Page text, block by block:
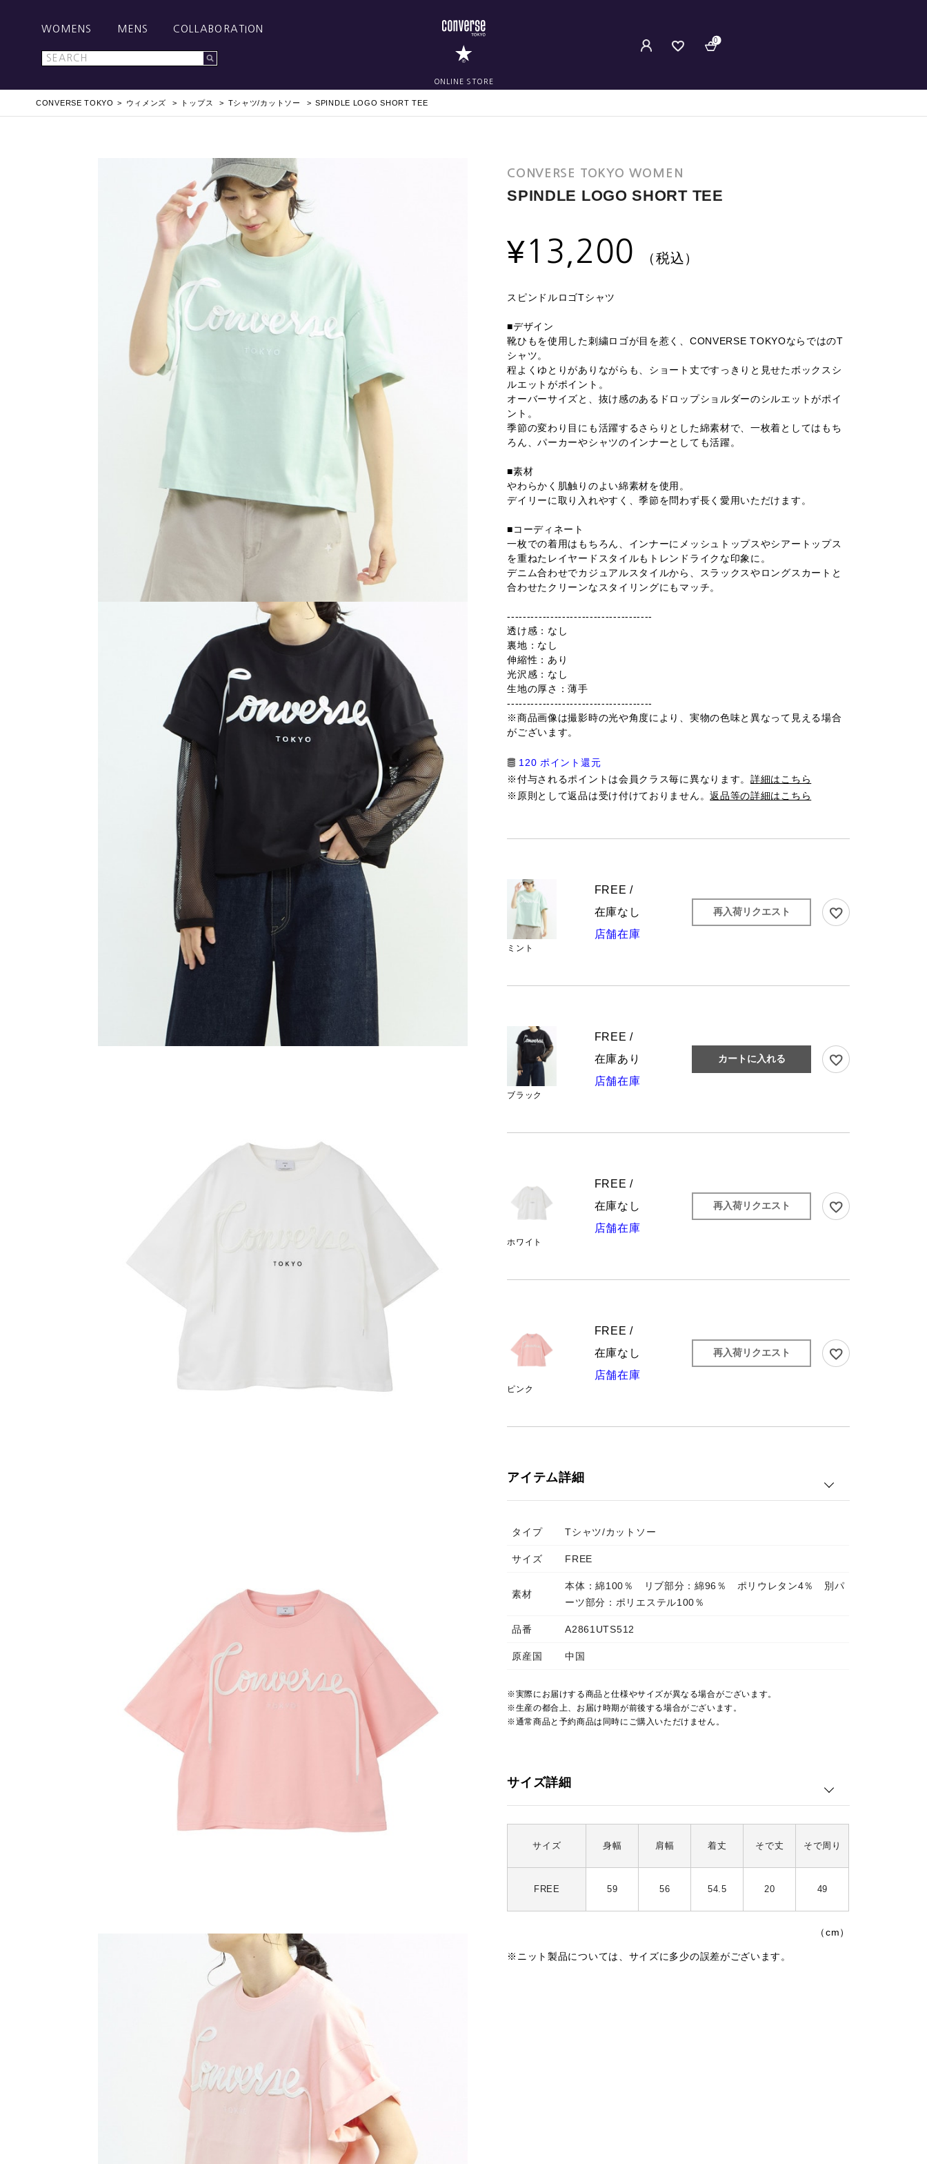
WOMENS MENS COLLABORATION
ONLINE STORE
0
CONVERSE TOKYO ウィメンズ トップス Tシャツ/カットソー SPINDLE LOGO SHORT TEE
CONVERSE TOKYO WOMEN
SPINDLE LOGO SHORT TEE
¥13,200 （税込）
スピンドルロゴTシャツ
■デザイン
靴ひもを使用した刺繍ロゴが目を惹く、CONVERSE TOKYOならではのT
シャツ。
程よくゆとりがありながらも、ショート丈ですっきりと見せたボックスシ
ルエットがポイント。
オーバーサイズと、抜け感のあるドロップショルダーのシルエットがポイ
ント。
季節の変わり目にも活躍するさらりとした綿素材で、一枚着としてはもち
ろん、パーカーやシャツのインナーとしても活躍。
■素材
やわらかく肌触りのよい綿素材を使用。
デイリーに取り入れやすく、季節を問わず長く愛用いただけます。
■コーディネート
一枚での着用はもちろん、インナーにメッシュトップスやシアートップス
を重ねたレイヤードスタイルもトレンドライクな印象に。
デニム合わせでカジュアルスタイルから、スラックスやロングスカートと
合わせたクリーンなスタイリングにもマッチ。
-------------------------------------
透け感：なし
裏地：なし
伸縮性：あり
光沢感：なし
生地の厚さ：薄手
-------------------------------------
※商品画像は撮影時の光や角度により、実物の色味と異なって見える場合
がございます。
120 ポイント還元
※付与されるポイントは会員クラス毎に異なります。詳細はこちら
※原則として返品は受け付けておりません。返品等の詳細はこちら
ミント
FREE /
在庫なし
店舗在庫
再入荷リクエスト
ブラック
FREE /
在庫あり
店舗在庫
カートに入れる
ホワイト
FREE /
在庫なし
店舗在庫
再入荷リクエスト
ピンク
FREE /
在庫なし
店舗在庫
再入荷リクエスト
アイテム詳細
タイプ Tシャツ/カットソー
サイズ FREE
素材
本体：綿100％ リブ部分：綿96％ ポリウレタン4％ 別パ
ーツ部分：ポリエステル100％
品番 A2861UTS512
原産国 中国
※実際にお届けする商品と仕様やサイズが異なる場合がございます。
※生産の都合上、お届け時期が前後する場合がございます。
※通常商品と予約商品は同時にご購入いただけません。
サイズ詳細
サイズ 身幅 肩幅 着丈 そで丈 そで周り
FREE 59 56 54.5 20 49
（cm）
※ニット製品については、サイズに多少の誤差がございます。